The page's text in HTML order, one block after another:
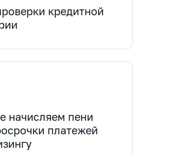
кредитной
начисляем пени
платежей